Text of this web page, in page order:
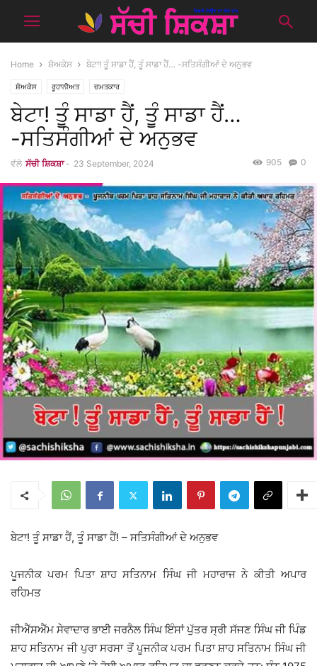
Home ਸ਼ੋਅਕੇਸ ਬੇਟਾ! ਤੂੰ ਸਾਡਾ ਹੈਂ, ਤੂੰ ਸਾਡਾ ਹੈਂ… -ਸਤਿਸੰਗੀਆਂ ਦੇ ਅਨੁਭਵ
ਸ਼ੋਅਕੇਸ ਰੂਹਾਨੀਅਤ ਚਮਤਕਾਰ
ਬੇਟਾ! ਤੂੰ ਸਾਡਾ ਹੈਂ, ਤੂੰ ਸਾਡਾ ਹੈਂ…
-ਸਤਿਸੰਗੀਆਂ ਦੇ ਅਨੁਭਵ
ਵੱਲੋ ਸੱਚੀ ਸ਼ਿਕਸ਼ਾ - 23 September, 2024 0
905
ਬੇਟਾ! ਤੂੰ ਸਾਡਾ ਹੈਂ, ਤੂੰ ਸਾਡਾ ਹੈਂ! – ਸਤਿਸੰਗੀਆਂ ਦੇ ਅਨੁਭਵ
ਪੂਜਨੀਕ ਪਰਮ ਪਿਤਾ ਸ਼ਾਹ ਸਤਿਨਾਮ ਸਿੰਘ ਜੀ ਮਹਾਰਾਜ ਨੇ ਕੀਤੀ ਅਪਾਰ
ਰਹਿਮਤ
ਜੀਐੱਸਐੱਮ ਸੇਵਾਦਾਰ ਭਾਈ ਜਰਨੈਲ ਸਿੰਘ ਇੰਸਾਂ ਪੁੱਤਰ ਸ੍ਰੀ ਸੱਜਣ ਸਿੰਘ ਜੀ ਪਿੰਡ
ਸ਼ਾਹ ਸਤਿਨਾਮ ਜੀ ਪੁਰਾ ਸਰਸਾ ਤੋਂ ਪੂਜਨੀਕ ਪਰਮ ਪਿਤਾ ਸ਼ਾਹ ਸਤਿਨਾਮ ਸਿੰਘ ਜੀ